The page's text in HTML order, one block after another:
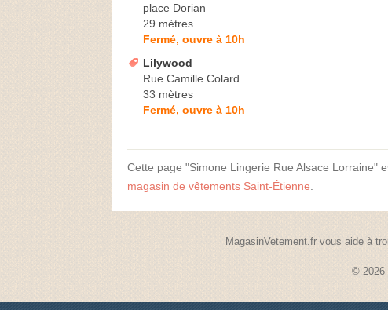
place Dorian
29 mètres
Fermé, ouvre à 10h
Lilywood
Rue Camille Colard
33 mètres
Fermé, ouvre à 10h
Cette page "Simone Lingerie Rue Alsace Lorraine"
magasin de vêtements Saint-Étienne
MagasinVetement.fr vous aide à
© 2026